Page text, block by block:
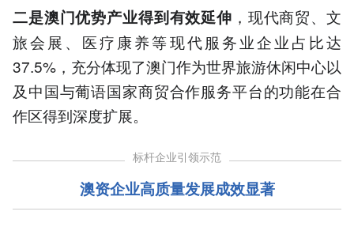
二是澳门优势产业得到有效延伸 ，现代商贸、文
旅会展、医疗康养等现代服务业企业占比达
37.5%，充分体现了澳门作为世界旅游休闲中心以
及中国与葡语国家商贸合作服务平台的功能在合
作区得到深度扩展。
标杆企业引领示范
澳资企业高质量发展成效显著